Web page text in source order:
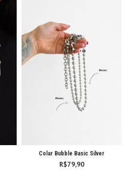
Colar Bubble Basic Silver
R$79,90